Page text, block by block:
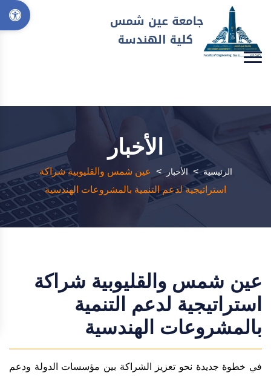
الأخبار
الرئيسية > الأخبار > عين شمس والقليوبية شراكة
استراتيجية لدعم التنمية بالمشروعات الهندسية
عين شمس والقليوبية شراكة
استراتيجية لدعم التنمية
بالمشروعات الهندسية
في خطوة جديدة نحو تعزيز الشراكة بين مؤسسات الدولة ودعم